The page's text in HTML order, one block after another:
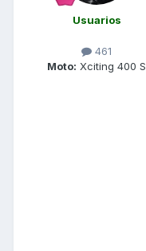
Usuarios
461
Moto: Xciting 400 S